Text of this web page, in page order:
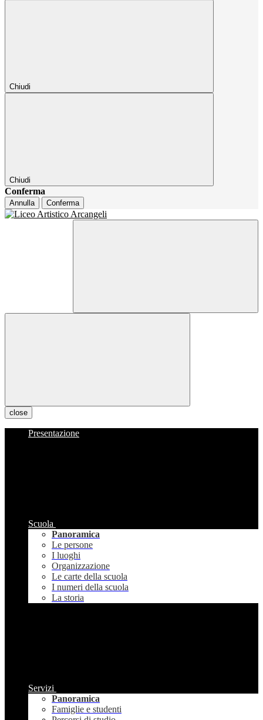
Chiudi
Chiudi
Conferma
Annulla Conferma
close
Presentazione
Scuola
Panoramica
Le persone
I luoghi
Organizzazione
Le carte della scuola
I numeri della scuola
La storia
Servizi
Panoramica
Famiglie e studenti